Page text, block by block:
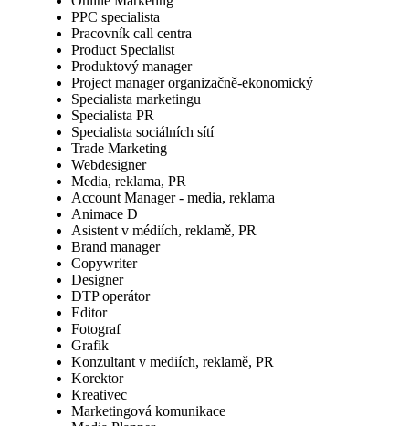
PPC specialista
Pracovník call centra
Product Specialist
Produktový manager
Project manager organizačně-ekonomický
Specialista marketingu
Specialista PR
Specialista sociálních sítí
Trade Marketing
Webdesigner
Media, reklama, PR
Account Manager - media, reklama
Animace D
Asistent v médiích, reklamě, PR
Brand manager
Copywriter
Designer
DTP operátor
Editor
Fotograf
Grafik
Konzultant v mediích, reklamě, PR
Korektor
Kreativec
Marketingová komunikace